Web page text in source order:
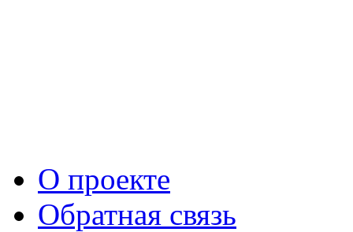
О проекте
Обратная связь